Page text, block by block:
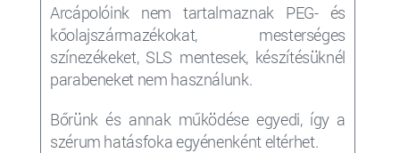
Arcápolóink nem tartalmaznak PEG- és
kőolajszármazékokat, mesterséges
színezékeket, SLS mentesek, készítésüknél
parabeneket nem használunk.
Bőrünk és annak működése egyedi, így a
szérum hatásfoka egyénenként eltérhet.